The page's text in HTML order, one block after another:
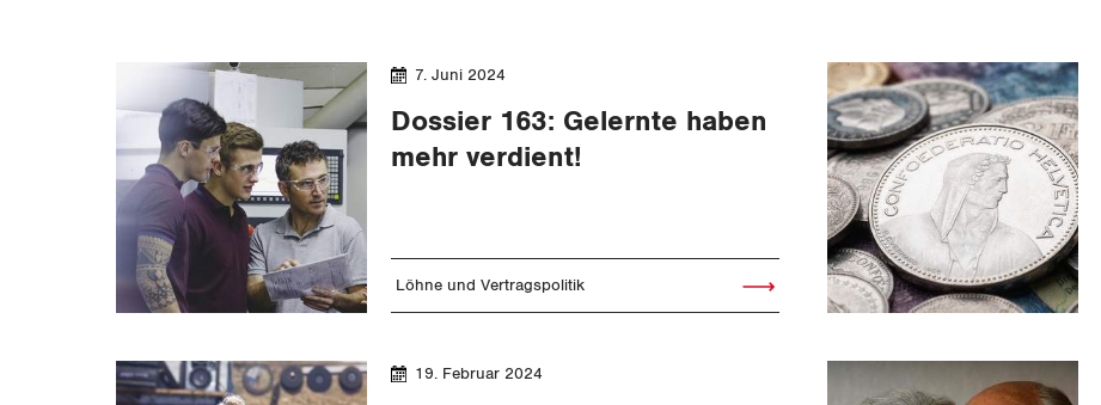
Dossier 163: Gelernte haben
mehr verdient!
7. Juni 2024
Löhne und Vertragspolitik
Artikel lesen
19. Februar 2024